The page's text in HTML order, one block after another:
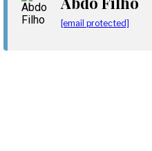
[email protected]